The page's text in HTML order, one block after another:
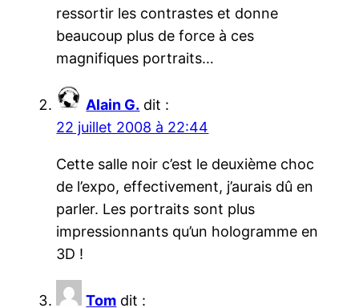
ressortir les contrastes et donne
beaucoup plus de force à ces
magnifiques portraits…
Alain G. dit :
22 juillet 2008 à 22:44
Cette salle noir c’est le deuxième choc
de l’expo, effectivement, j’aurais dû en
parler. Les portraits sont plus
impressionnants qu’un hologramme en
3D !
Tom dit :